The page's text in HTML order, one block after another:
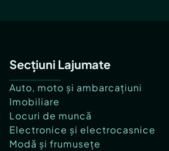
Secțiuni Lajumate
Auto, moto și ambarcațiuni
Imobiliare
Locuri de muncă
Electronice și electrocasnice
Modă și frumusețe